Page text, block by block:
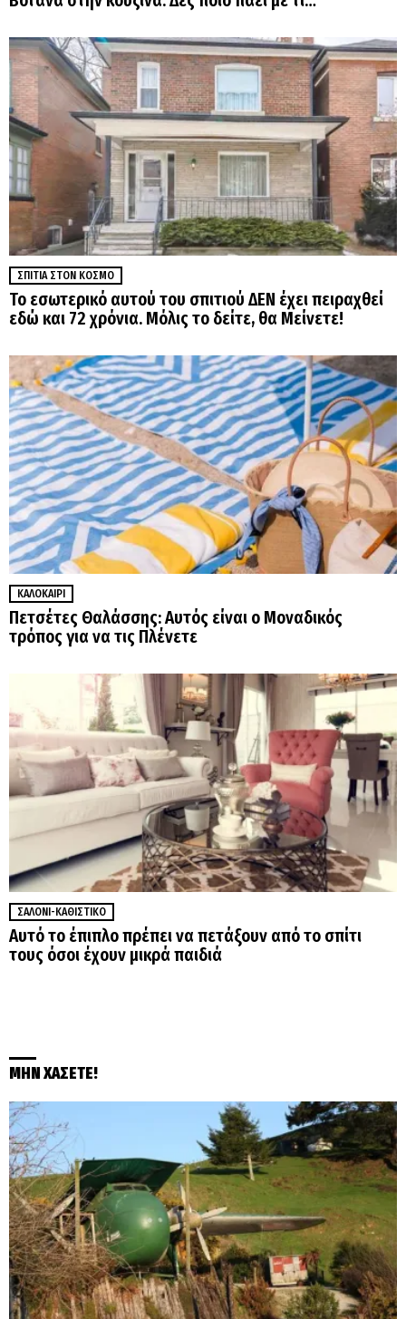
ΣΠΊΤΙΑ ΣΤΟΝ ΚΌΣΜΟ
Το εσωτερικό αυτού του σπιτιού ΔΕΝ έχει πειραχθεί
εδώ και 72 χρόνια. Μόλις το δείτε, θα Μείνετε!
ΚΑΛΟΚΑΊΡΙ
Πετσέτες Θαλάσσης: Αυτός είναι ο Μοναδικός
τρόπος για να τις Πλένετε
ΣΑΛΌΝΙ-ΚΑΘΙΣΤΙΚΌ
Αυτό το έπιπλο πρέπει να πετάξουν από το σπίτι
τους όσοι έχουν μικρά παιδιά
ΜΗΝ ΧΑΣΕΤΕ!